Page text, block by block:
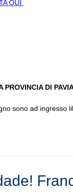
QUI
PROVINCIA DI
sono ad ingresso